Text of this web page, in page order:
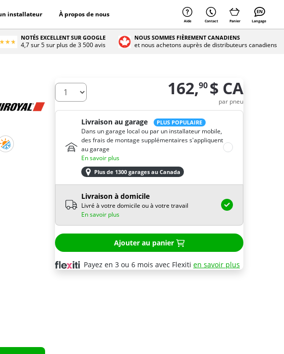
installateur À propos de nous
Aide Contact Panier Langage
NOTÉS EXCELLENT SUR GOOGLE
4,7 sur 5 sur plus de 3 500 avis
NOUS SOMMES FIÈREMENT CANADIENS
et nous achetons auprès de distributeurs canadiens
De combien de pneus avez-vous besoin ?
162,90 $ CA
par pneu
Livraison au garage PLUS POPULAIRE
Dans un garage local ou par un installateur mobile,
des frais de montage supplémentaires s'appliquent
au garage
En savoir plus
Plus de 1300 garages au Canada
Livraison à domicile
Livré à votre domicile ou à votre travail
En savoir plus
Ajouter au panier
Payez en 3 ou 6 mois avec Flexiti en savoir plus